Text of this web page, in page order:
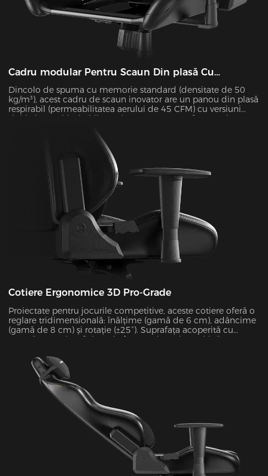
Cadru modular Pentru Scaun Din plasă Cu
Eliberare Rapidă
Dincolo de spuma cu memorie standard (densitate de 50
kg/m³), acest cadru de scaun inovator are un panou din plasă
respirabil (permeabilitatea aerului de 45 CFM) cu versiuni
duble interschimbabile. Proiectat pentru confort maxim,
de secunde. În timpul lunilor de vară, această configurație de
plasă reduce în mod eficient temperatura suprafeței
scaunului cu 5-8°C, așa cum s-a verificat prin testele de
termoviziune în infraroșu.
Cotiere Ergonomice 3D Pro-Grade
Proiectate pentru jocurile competitive, aceste cotiere oferă o
reglare tridimensională: înălțime (gamă de 6 cm), adâncime
(gamă de 8 cm) și rotație (±25°). Suprafața acoperită cu
spumă PURE (coeficient de frecare de 0,8) combină
greutate, oferind în același timp o stabilitate excepțională în
timpul sesiunilor intense de joc.